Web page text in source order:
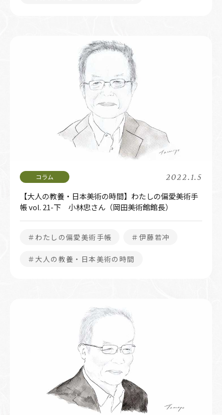
2022.1.5
【大人の教養・日本美術の時間】わたしの偏愛美術手
帳 vol. 21-下 小林忠さん（岡田美術館館長）
＃わたしの偏愛美術手帳 ＃伊藤若冲
＃大人の教養・日本美術の時間